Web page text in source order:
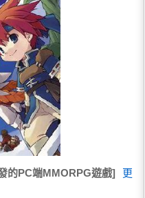
的PC端MMORPG遊戲]
更